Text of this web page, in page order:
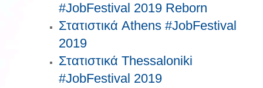
#JobFestival 2019 Reborn
Στατιστικά Athens #JobFestival
2019
Στατιστικά Thessaloniki
#JobFestival 2019